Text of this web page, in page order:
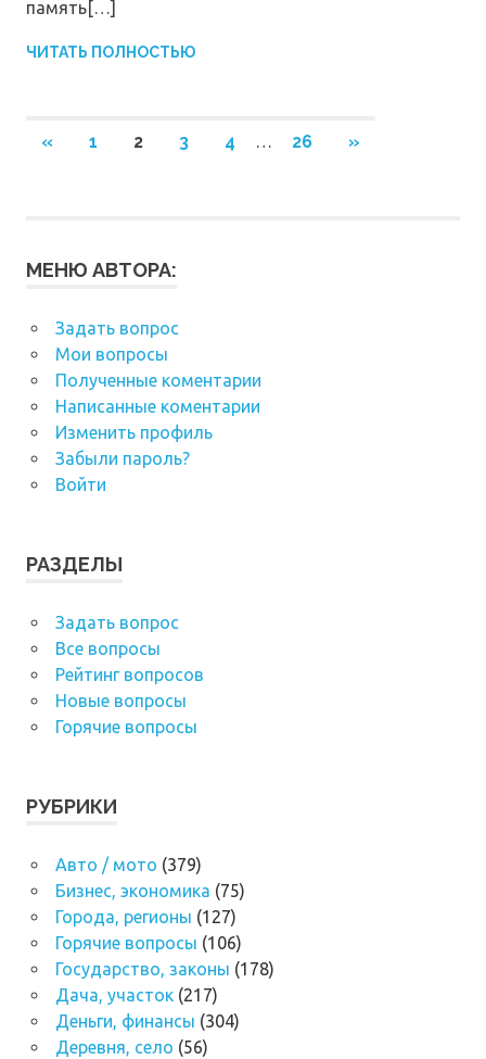
память[…]
ЧИТАТЬ ПОЛНОСТЬЮ
Навигация
« ПРЕДЫДУЩИЕ
1 2 3 4 … 26
СЛЕДУЮЩИЕ
»
МЕНЮ АВТОРА:
Задать вопрос
Мои вопросы
Полученные коментарии
Написанные коментарии
Изменить профиль
Забыли пароль?
Войти
РАЗДЕЛЫ
Задать вопрос
Все вопросы
Рейтинг вопросов
Новые вопросы
Горячие вопросы
РУБРИКИ
Авто / мото (379)
Бизнес, экономика (75)
Города, регионы (127)
Горячие вопросы (106)
Государство, законы (178)
Дача, участок(217)
Деньги, финансы (304)
Деревня, село (56)